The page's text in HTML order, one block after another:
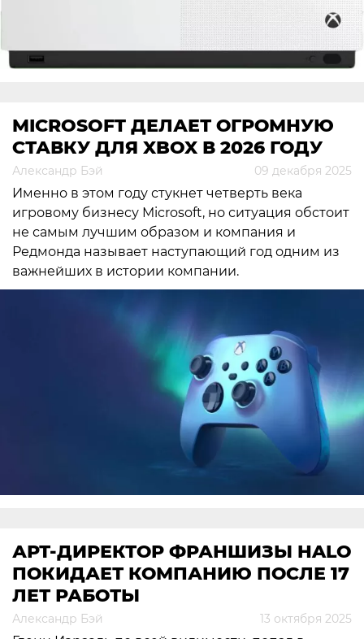
MICROSOFT ДЕЛАЕТ ОГРОМНУЮ
СТАВКУ ДЛЯ XBOX В 2026 ГОДУ
Александр Бэй 09 декабря 2025
Именно в этом году стукнет четверть века
игровому бизнесу Microsoft, но ситуация обстоит
не самым лучшим образом и компания и
Редмонда называет наступающий год одним из
важнейших в истории компании.
АРТ-ДИРЕКТОР ФРАНШИЗЫ HALO
ПОКИДАЕТ КОМПАНИЮ ПОСЛЕ 17
ЛЕТ РАБОТЫ
Александр Бэй 13 октября 2025